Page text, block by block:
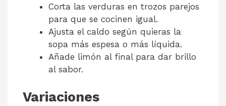
Corta las verduras en trozos parejos
para que se cocinen igual.
Ajusta el caldo según quieras la
sopa más espesa o más líquida.
Añade limón al final para dar brillo
al sabor.
Variaciones